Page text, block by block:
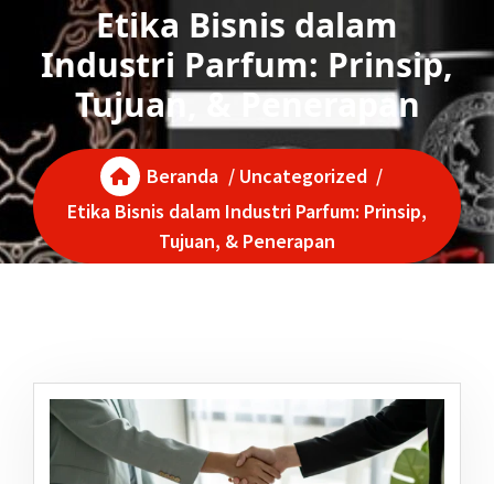
Etika Bisnis dalam
Industri Parfum: Prinsip,
Tujuan, & Penerapan
Beranda / Uncategorized /
Etika Bisnis dalam Industri Parfum: Prinsip,
Tujuan, & Penerapan